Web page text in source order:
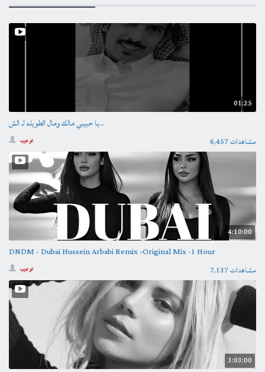
01:25
يا حبيبي مالك ومال الطويله لـ الش...
تو عرب 6,457 مشاهدات
4:10:00
DNDM - Dubai Hussein Arbabi Remix -Original Mix -1 Hour
تو عرب 7,137 مشاهدات
3:03:00